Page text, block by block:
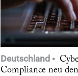
Deutschland
Compliance neu